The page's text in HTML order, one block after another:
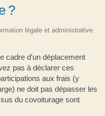
?
légale et administrative
cadre d'un déplacement
pas à déclarer ces
aux frais (y
ne doit pas dépasser les
du covoiturage sont